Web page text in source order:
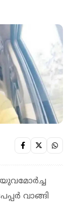
യുവമോർച്ച
വാങ്ങി